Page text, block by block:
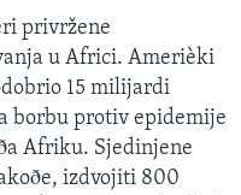
privržene
u Africi. Amerièki
15 milijardi
borbu protiv epidemije
Afriku. Sjedinjene
izdvojiti 800